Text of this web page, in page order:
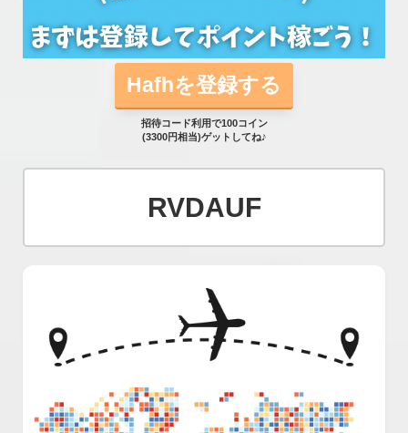
Hafhを登録する
招待コード利用で100コイン
(3300円相当)ゲットしてね♪
RVDAUF